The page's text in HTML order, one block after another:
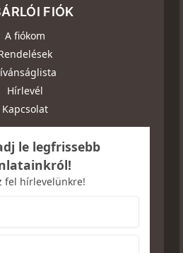
FIÓK
A fiókom
Hírlevél
Kapcsolat
le legfrissebb
fel hírlevelünkre!